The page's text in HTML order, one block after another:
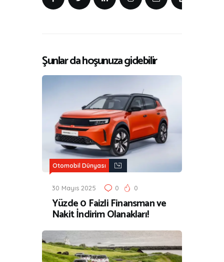
Şunlar da hoşunuza gidebilir
Otomobil Dünyası
30 Mayıs 2025 0 0
Yüzde 0 Faizli Finansman ve
Nakit İndirim Olanakları!